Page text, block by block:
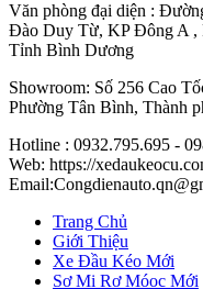
Văn phòng đại diện :
Đào Duy Từ, KP Đông A ,
Tỉnh Bình Dương
Showroom: Số 256 Cao
Phường Tân Bình, Thành
Hotline : 0932.795.695 -
Web: https://
Trang Chủ
Giới Thiệu
Xe Đầu Kéo Mới
Sơ Mi Rơ Móoc Mới